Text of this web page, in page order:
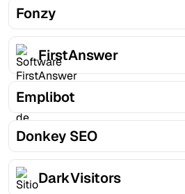
Fonzy
FirstAnswer
Emplibot
Donkey SEO
DarkVisitors